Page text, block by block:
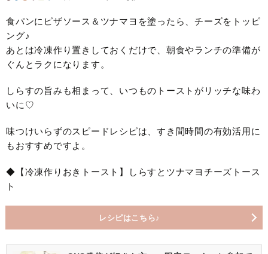
食パンにピザソース＆ツナマヨを塗ったら、チーズをトッピ
ング♪
あとは冷凍作り置きしておくだけで、朝食やランチの準備が
ぐんとラクになります。
しらすの旨みも相まって、いつものトーストがリッチな味わ
いに♡
味つけいらずのスピードレシピは、すき間時間の有効活用に
もおすすめですよ。
◆【冷凍作りおきトースト】しらすとツナマヨチーズトース
ト
レシピはこちら♪